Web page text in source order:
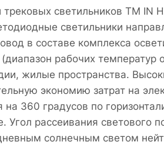
светильников ТМ IN
светильники
в составе комплекса
рабочих температур
жилые пространства.
экономию затрат на
360 градусов по
рассеивания светового
солнечным светом